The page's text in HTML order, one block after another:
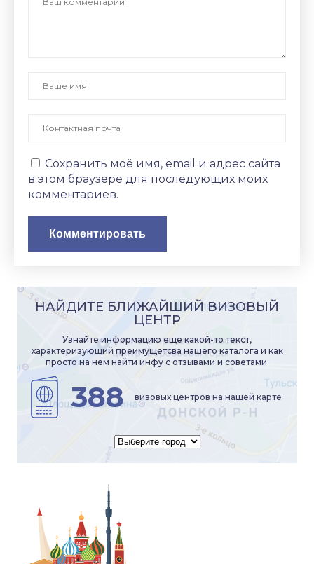
Сохранить моё имя, email и адрес сайта
в этом браузере для последующих моих
комментариев.
НАЙДИТЕ БЛИЖАЙШИЙ ВИЗОВЫЙ
ЦЕНТР
Узнайте информацию еще какой-то текст,
характеризующий преимущетсва нашего каталога и как
просто на нем найти инфу с отзывами и советами.
388 визовых центров на нашей карте